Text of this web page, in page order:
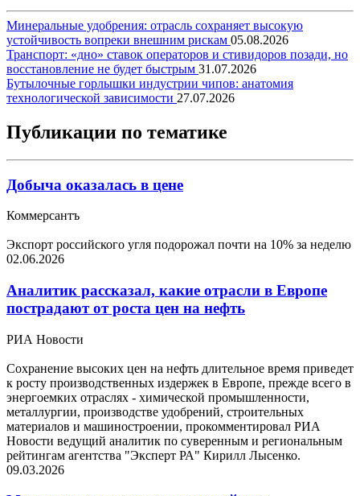
Минеральные удобрения: отрасль сохраняет высокую
устойчивость вопреки внешним рискам 05.08.2026
Транспорт: «дно» ставок операторов и стивидоров позади, но
восстановление не будет быстрым 31.07.2026
Бутылочные горлышки индустрии чипов: анатомия
технологической зависимости 27.07.2026
Публикации по тематике
Добыча оказалась в цене
Коммерсантъ
Экспорт российского угля подорожал почти на 10% за неделю
02.06.2026
Аналитик рассказал, какие отрасли в Европе
пострадают от роста цен на нефть
РИА Новости
Сохранение высоких цен на нефть длительное время приведет
к росту производственных издержек в Европе, прежде всего в
энергоемких отраслях - химической промышленности,
металлургии, производстве удобрений, строительных
материалов и машиностроении, прокомментировал РИА
Новости ведущий аналитик по суверенным и региональным
рейтингам агентства "Эксперт РА" Кирилл Лысенко.
09.03.2026